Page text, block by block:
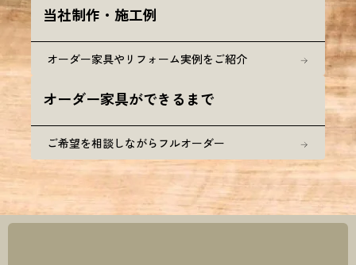
当社制作・施工例
オーダー家具やリフォーム実例をご紹介
オーダー家具ができるまで
ご希望を相談しながらフルオーダー